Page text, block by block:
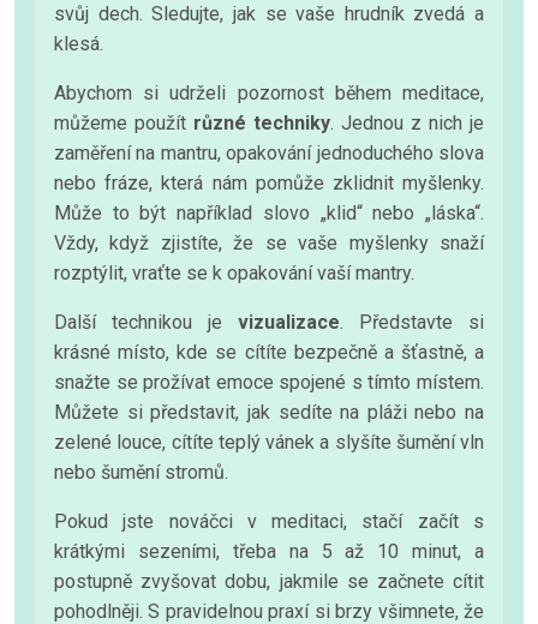
svůj dech. Sledujte, jak se vaše hrudník zvedá a
klesá.
Abychom si udrželi pozornost během meditace,
můžeme použít různé techniky. Jednou z nich je
zaměření na mantru, opakování jednoduchého slova
nebo fráze, která nám pomůže zklidnit myšlenky.
Může to být například slovo „klid“ nebo „láska“.
Vždy, když zjistíte, že se vaše myšlenky snaží
rozptýlit, vraťte se k opakování vaší mantry.
Další technikou je vizualizace. Představte si
krásné místo, kde se cítíte bezpečně a šťastně, a
snažte se prožívat emoce spojené s tímto místem.
Můžete si představit, jak sedíte na pláži nebo na
zelené louce, cítíte teplý vánek a slyšíte šumění vln
nebo šumění stromů.
Pokud jste nováčci v meditaci, stačí začít s
krátkými sezeními, třeba na 5 až 10 minut, a
postupně zvyšovat dobu, jakmile se začnete cítit
pohodlněji. S pravidelnou praxí si brzy všimnete, že